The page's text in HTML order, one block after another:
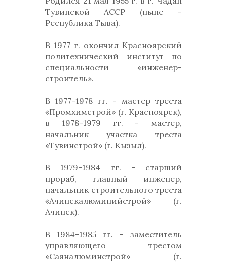
Тувинской АССР (ныне –
Республика Тыва).
В 1977 г. окончил Красноярский
политехнический институт по
специальности «инженер-
строитель».
В 1977-1978 гг. - мастер треста
«Промхимстрой» (г. Красноярск),
в 1978-1979 гг. - мастер,
начальник участка треста
«Тувинстрой» (г. Кызыл).
В 1979-1984 гг. - старший
прораб, главный инженер,
начальник строительного треста
«Ачинскалюминийстрой» (г.
Ачинск).
В 1984-1985 гг. - заместитель
управляющего трестом
«Саяналюминстрой» (г.